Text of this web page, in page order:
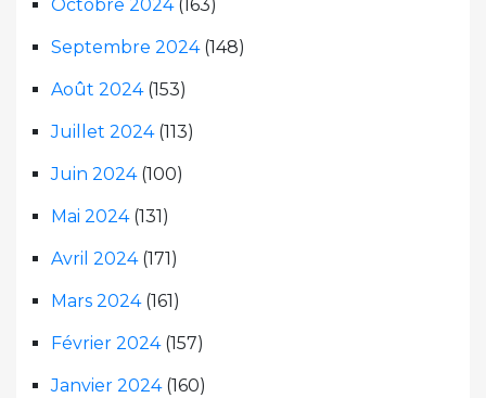
Octobre 2024(163)
Septembre 2024(148)
Août 2024(153)
Juillet 2024(113)
Juin 2024(100)
Mai 2024(131)
Avril 2024(171)
Mars 2024(161)
Février 2024(157)
Janvier 2024(160)